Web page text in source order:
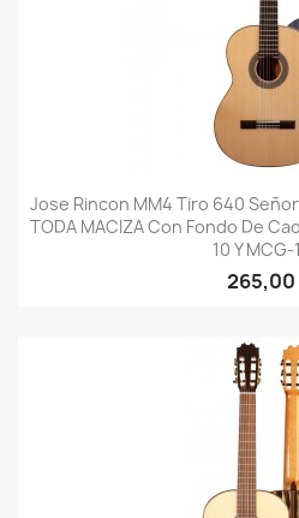
Jose Rincon MM4 Tiro 640
TODA MACIZA Con Fondo De
10 Y MCG-
265,00